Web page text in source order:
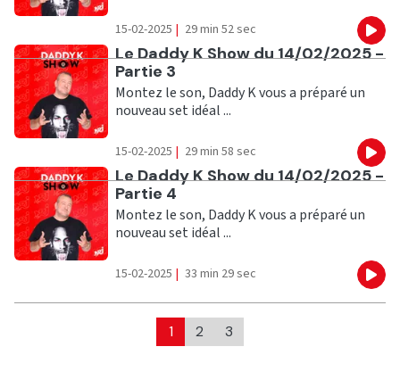
15-02-2025 | 29 min 52 sec
Ecouter
Le Daddy K Show du 14/02/2025 -
Partie 3
Montez le son, Daddy K vous a préparé un
nouveau set idéal ...
15-02-2025 | 29 min 58 sec
Ecouter
Le Daddy K Show du 14/02/2025 -
Partie 4
Montez le son, Daddy K vous a préparé un
nouveau set idéal ...
15-02-2025 | 33 min 29 sec
1 2 3